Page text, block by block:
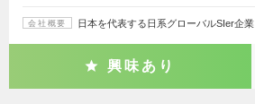
会社概要 日本を代表する日系グローバルSIer企業
興味あり